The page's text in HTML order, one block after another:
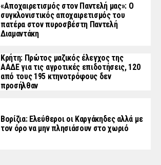
«Aποχαιρετισμός στον Παντελή μας»: Ο
συγκλονιστικός αποχαιρετισμός του
πατέρα στον πυροσβέστη Παντελή
Διαμαντάκη
Κρήτη: Πρώτος μαζικός έλεγχος της
ΑΑΔΕ για τις αγροτικές επιδοτήσεις, 120
από τους 195 κτηνοτρόφους δεν
προσήλθαν
Βορίζια: Ελεύθεροι οι Καργάκηδες αλλά με
τον όρο να μην πλησιάσουν στο χωριό